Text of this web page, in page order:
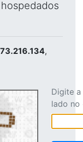
,
Digite
lado no